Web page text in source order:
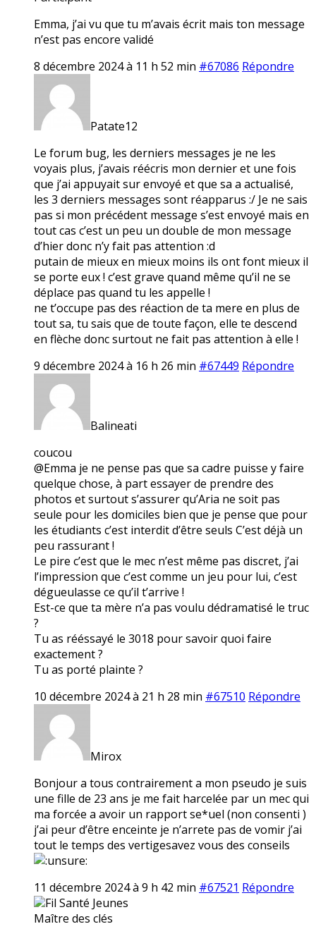
Emma, j’ai vu que tu m’avais écrit mais ton message
n’est pas encore validé
8 décembre 2024 à 11 h 52 min #67086 Répondre
Patate12
Le forum bug, les derniers messages je ne les
voyais plus, j’avais réécris mon dernier et une fois
que j’ai appuyait sur envoyé et que sa a actualisé,
les 3 derniers messages sont réapparus :/ Je ne sais
pas si mon précédent message s’est envoyé mais en
tout cas c’est un peu un double de mon message
d’hier donc n’y fait pas attention :d
putain de mieux en mieux moins ils ont font mieux il
se porte eux ! c’est grave quand même qu’il ne se
déplace pas quand tu les appelle !
ne t’occupe pas des réaction de ta mere en plus de
tout sa, tu sais que de toute façon, elle te descend
en flèche donc surtout ne fait pas attention à elle !
9 décembre 2024 à 16 h 26 min #67449 Répondre
Balineati
coucou
@Emma je ne pense pas que sa cadre puisse y faire
quelque chose, à part essayer de prendre des
photos et surtout s’assurer qu’Aria ne soit pas
seule pour les domiciles bien que je pense que pour
les étudiants c’est interdit d’être seuls C’est déjà un
peu rassurant !
Le pire c’est que le mec n’est même pas discret, j’ai
l’impression que c’est comme un jeu pour lui, c’est
dégueulasse ce qu’il t’arrive !
Est-ce que ta mère n’a pas voulu dédramatisé le truc
?
Tu as rééssayé le 3018 pour savoir quoi faire
exactement ?
Tu as porté plainte ?
10 décembre 2024 à 21 h 28 min #67510 Répondre
Mirox
Bonjour a tous contrairement a mon pseudo je suis
une fille de 23 ans je me fait harcelée par un mec qui
ma forcée a avoir un rapport se*uel (non consenti )
j’ai peur d’être enceinte je n’arrete pas de vomir j’ai
tout le temps des vertigesavez vous des conseils
11 décembre 2024 à 9 h 42 min #67521 Répondre
Fil Santé Jeunes
Maître des clés